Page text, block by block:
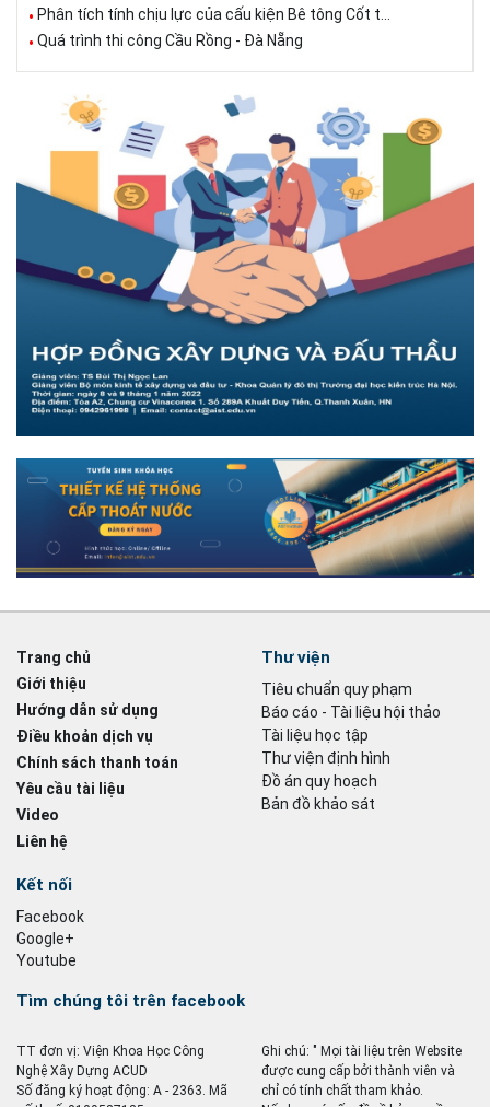
Phân tích tính chịu lực của cấu kiện Bê tông Cốt t...
Quá trình thi công Cầu Rồng - Đà Nẵng
Trang chủ
Giới thiệu
Hướng dẫn sử dụng
Điều khoản dịch vụ
Chính sách thanh toán
Yêu cầu tài liệu
Video
Liên hệ
Thư viện
Tiêu chuẩn quy phạm
Báo cáo - Tài liệu hội thảo
Tài liệu học tập
Thư viện định hình
Đồ án quy hoạch
Bản đồ khảo sát
Kết nối
Facebook
Google+
Youtube
Tìm chúng tôi trên facebook
TT đơn vị: Viện Khoa Học Công
Nghệ Xây Dựng ACUD
Số đăng ký hoạt động: A - 2363. Mã
Ghi chú: " Mọi tài liệu trên Website
được cung cấp bởi thành viên và
chỉ có tính chất tham khảo.